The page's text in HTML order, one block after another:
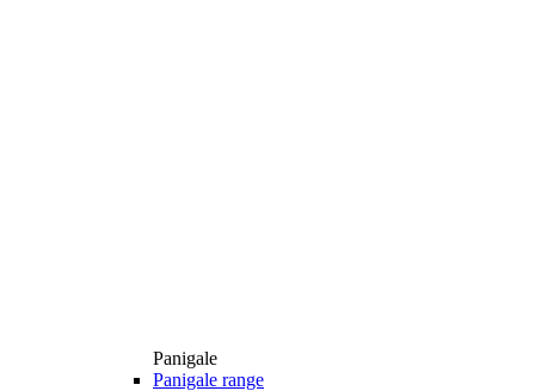
Panigale
Panigale range